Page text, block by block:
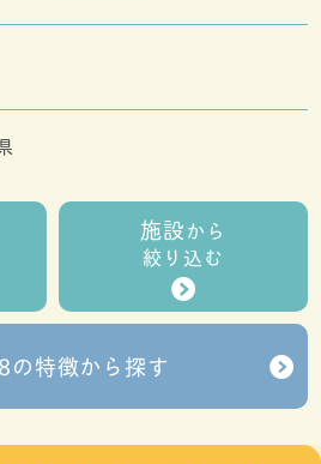
施設から
絞り込む
の特徴から探す